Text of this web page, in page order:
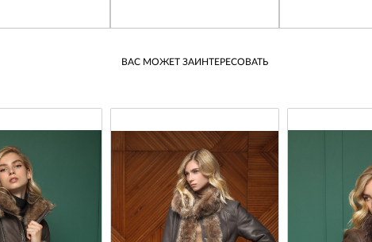
ВАС МОЖЕТ ЗАИНТЕРЕСОВАТЬ